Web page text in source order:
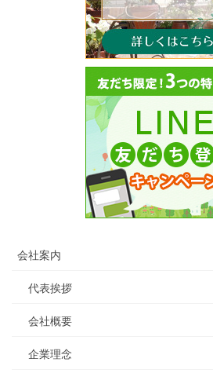
会社案内
代表挨拶
会社概要
企業理念